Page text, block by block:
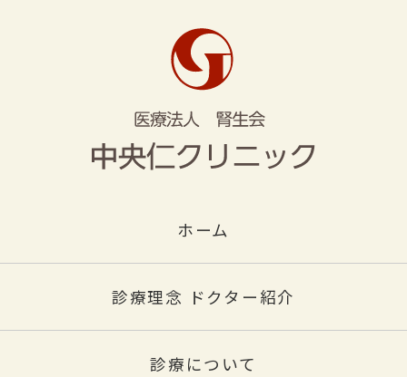
ホーム
診療理念 ドクター紹介
診療について